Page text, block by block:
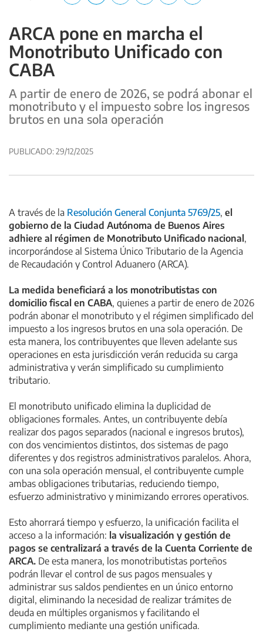
a
e
b
o
:
C
o
p
a
r
w
t
t
e
C
o
m
a
h
t
s
:
C
o
r
a
l
:
C
p
a
r
i
k
e
d
:
C
o
r
e
e
g
r
:
C
r
ARCA pone en marcha el
Monotributo Unificado con
CABA
A partir de enero de 2026, se podrá abonar el
monotributo y el impuesto sobre los ingresos
brutos en una sola operación
PUBLICADO:29/12/2025
A través de la Resolución General Conjunta 5769/25, el
gobierno de la Ciudad Autónoma de Buenos Aires
adhiere al régimen de Monotributo Unificado nacional ,
incorporándose al Sistema Único Tributario de la Agencia
de Recaudación y Control Aduanero (ARCA).
La medida beneficiará a los monotributistas con
domicilio fiscal en CABA, quienes a partir de enero de 2026
podrán abonar el monotributo y el régimen simplificado del
impuesto a los ingresos brutos en una sola operación. De
esta manera, los contribuyentes que lleven adelante sus
operaciones en esta jurisdicción verán reducida su carga
administrativa y verán simplificado su cumplimiento
tributario.
El monotributo unificado elimina la duplicidad de
obligaciones formales. Antes, un contribuyente debía
realizar dos pagos separados (nacional e ingresos brutos),
con dos vencimientos distintos, dos sistemas de pago
diferentes y dos registros administrativos paralelos. Ahora,
con una sola operación mensual, el contribuyente cumple
ambas obligaciones tributarias, reduciendo tiempo,
esfuerzo administrativo y minimizando errores operativos.
Esto ahorrará tiempo y esfuerzo, la unificación facilita el
acceso a la información: la visualización y gestión de
pagos se centralizará a través de la Cuenta Corriente de
ARCA. De esta manera, los monotributistas porteños
podrán llevar el control de sus pagos mensuales y
administrar sus saldos pendientes en un único entorno
digital, eliminando la necesidad de realizar trámites de
deuda en múltiples organismos y facilitando el
cumplimiento mediante una gestión unificada.